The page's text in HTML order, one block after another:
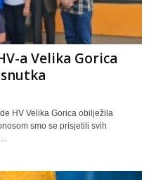
a Velika Gorica
HV Velika Gorica obilježila
smo se prisjetili svih